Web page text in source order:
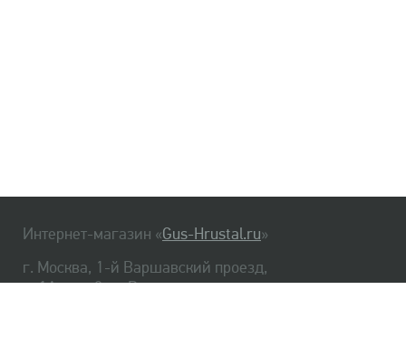
Интернет-магазин «Gus-Hrustal.ru»
г. Москва, 1-й Варшавский проезд,
д. 1А, стр. 3, м. Варшавская